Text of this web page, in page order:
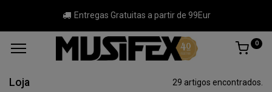
Entregas Gratuitas a partir de 99Eur
0
Loja 29 artigos encontrados.